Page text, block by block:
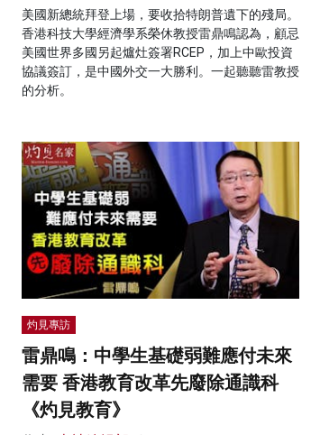
美國新總統拜登上場，要收拾特朗普遺下的殘局。
香港科技大學經濟學系榮休教授雷鼎鳴認為，顧忌
美國世界多國另起爐灶簽署RCEP，加上中歐投資
協議簽訂，是中國外交一大勝利。一起聽聽雷教授
的分析。
灼見專訪
雷鼎鳴：中學生基礎弱難應付未來
需要 香港教育改革先廢除通識科
《灼見教育》